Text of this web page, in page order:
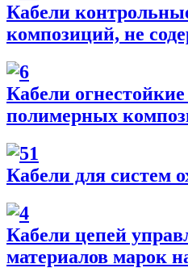
Кабели
композиций, не
Кабели
полимерных
Кабели для систем
Кабели цепей
материалов марок